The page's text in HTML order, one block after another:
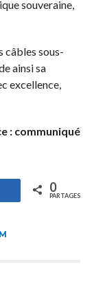
souveraine,
câbles sous-
ainsi sa
excellence,
: communiqué
Partagez 0
PARTAGES